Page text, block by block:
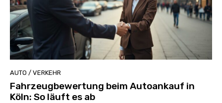
AUTO / VERKEHR
Fahrzeugbewertung beim Autoankauf in
Köln: So läuft es ab